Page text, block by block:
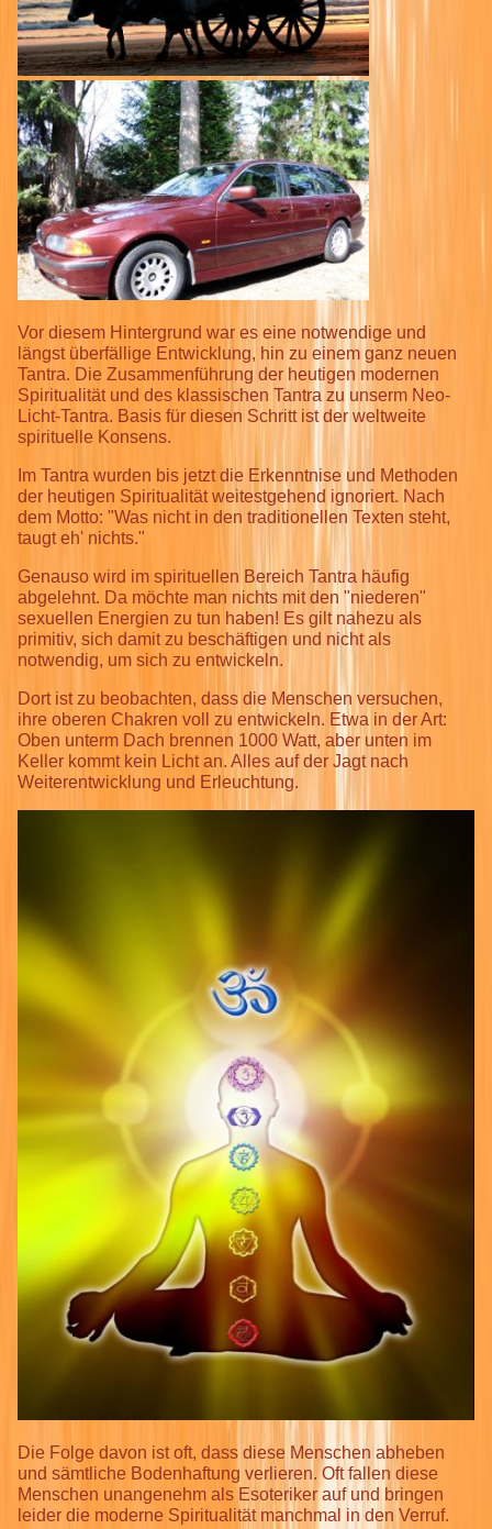
Vor diesem Hintergrund war es eine notwendige und
längst überfällige Entwicklung, hin zu einem ganz neuen
Tantra. Die Zusammenführung der heutigen modernen
Spiritualität und des klassischen Tantra zu unserm Neo-
Licht-Tantra. Basis für diesen Schritt ist der weltweite
spirituelle Konsens.
Im Tantra wurden bis jetzt die Erkenntnise und Methoden
der heutigen Spiritualität weitestgehend ignoriert. Nach
dem Motto: "Was nicht in den traditionellen Texten steht,
taugt eh' nichts."
Genauso wird im spirituellen Bereich Tantra häufig
abgelehnt. Da möchte man nichts mit den "niederen"
sexuellen Energien zu tun haben! Es gilt nahezu als
primitiv, sich damit zu beschäftigen und nicht als
notwendig, um sich zu entwickeln.
Dort ist zu beobachten, dass die Menschen versuchen,
ihre oberen Chakren voll zu entwickeln. Etwa in der Art:
Oben unterm Dach brennen 1000 Watt, aber unten im
Keller kommt kein Licht an. Alles auf der Jagt nach
Weiterentwicklung und Erleuchtung.
Die Folge davon ist oft, dass diese Menschen abheben
und sämtliche Bodenhaftung verlieren. Oft fallen diese
Menschen unangenehm als Esoteriker auf und bringen
leider die moderne Spiritualität manchmal in den Verruf.